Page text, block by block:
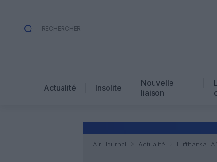
Actualité Insolite
Nouvelle
liaison
Air Journal Actualité Lufthansa: